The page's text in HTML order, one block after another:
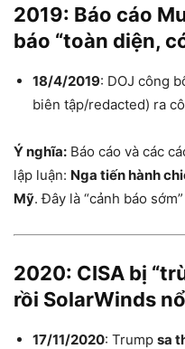
2019: Báo cáo
báo “toàn diện,
18/4/2019: DOJ công
biên tập/redacted) ra
Ý nghĩa: Báo cáo và các
lập luận: Nga tiến hành
Mỹ. Đây là “cảnh báo
2020: CISA bị
rồi SolarWinds
17/11/2020: Trump sa